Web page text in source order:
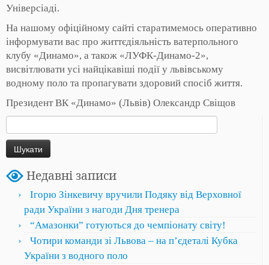
Універсіаді.
На нашому офіційному сайті старатимемось оперативно
інформувати вас про життєдіяльність ватерпольного
клубу «Динамо», а також «ЛУФК-Динамо-2»,
висвітлювати усі найцікавіші події у львівському
водному поло та пропагувати здоровий спосіб життя.
Президент ВК «Динамо» (Львів) Олександр Свіщов
Недавні записи
Ігорю Зінкевичу вручили Подяку від Верховної
ради України з нагоди Дня тренера
“Амазонки” готуються до чемпіонату світу!
Чотири команди зі Львова – на пʼєдеталі Кубка
України з водного поло